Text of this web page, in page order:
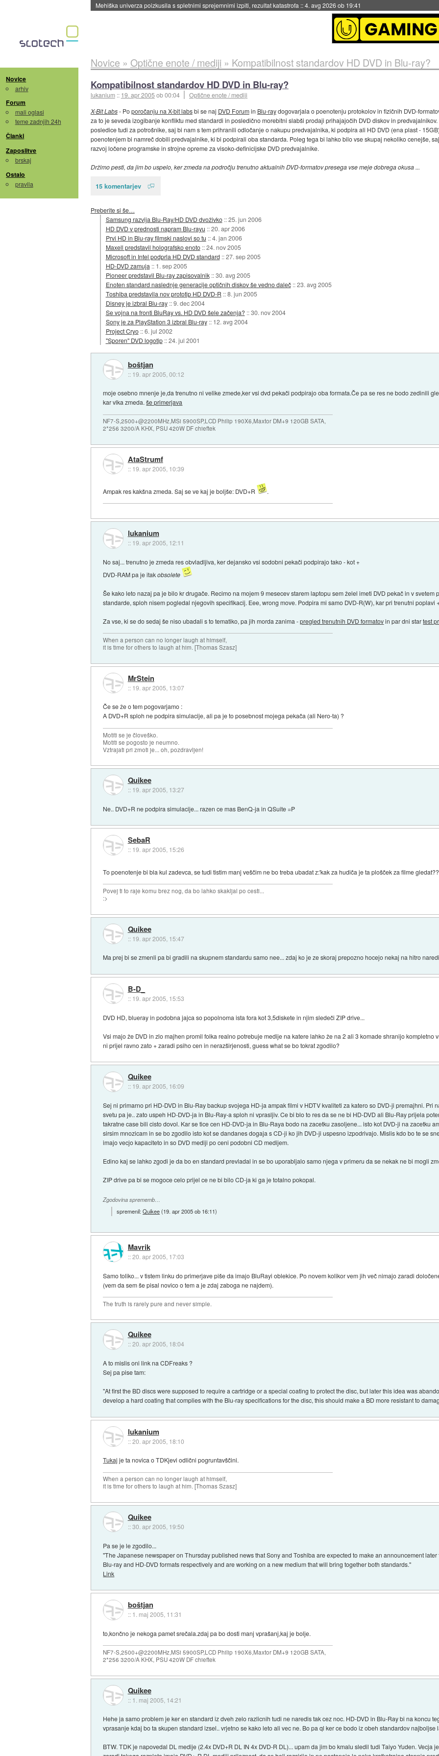
Evropska vesoljska agencija razvija svojo raketo za večkratno uporabo::4. avg 2026 ob 19:41
Novice
arhiv
Forum
mali oglasi
teme zadnjih 24h
Članki
Zaposlitve
brskaj
Ostalo
pravila
Novice » Optične enote / mediji » Kompatibilnost standardov HD DVD in Blu-ray?
Kompatibilnost standardov HD DVD in Blu-ray?
lukanium :: 19. apr 2005ob 00:04
Optične enote / mediji
X-Bit Labs- Poporočanju na X-bit labsbi se naj DVD Forumin Blu-raydogovarjala o poenotenju protokolov in fizičnih DVD-
za to je seveda izogibanje konfliktu med standardi in posledično morebitni slabši prodaji prihajajočih DVD diskov in
posledice tudi za potrošnike, saj bi nam s tem prihranili odločanje o nakupu predvajalnika, ki podpira ali HD DVD (ena plast -
poenotenjem bi namreč dobili predvajalnike, ki bi podpirali oba standarda. Poleg tega bi lahko bilo vse skupaj nekoliko cenejše,
razvoj ločene programske in strojne opreme za visoko-definicijske DVD predvajalnike.
Držimo pesti, da jim bo uspelo, ker zmeda na področju trenutno aktualnih DVD-formatov presega vse meje dobrega okusa ...
15 komentarjev
Preberite si še…
Samsung razvija Blu-Ray/HD DVD dvoživko ::25. jun 2006
HD DVD v prednosti napram Blu-rayu ::20. apr 2006
Prvi HD in Blu-ray filmski naslovi so tu ::4. jan 2006
Maxell predstavil holografsko enoto ::24. nov 2005
Microsoft in Intel podprla HD DVD standard ::27. sep 2005
HD-DVD zamuja :: 1. sep 2005
Pioneer predstavil Blu-ray zapisovalnik ::30. avg 2005
Enoten standard naslednje generacije optičnih diskov še vedno daleč ::23. avg 2005
Toshiba predstavila nov prototip HD DVD-R ::8. jun 2005
Disney je izbral Blu-ray ::9. dec 2004
Se vojna na fronti BluRay vs. HD DVD šele začenja? ::30. nov 2004
Sony je za PlayStation 3 izbral Blu-ray :: 12. avg 2004
Project Cryo ::6. jul 2002
"Sporen" DVD logotip ::24. jul 2001
boštjan
:: 19. apr 2005, 00:12
moje osebno mnenje je,da trenutno ni velike zmede,ker vsi dvd pekači podpirajo oba formata.Če pa se res ne bodo zedinili
kar vlka zmeda.še primerjava
NF7-S,2500+@2200MHz,MSi 5900SP,LCD Philip 190X6,Maxtor DM+9 120GB SATA,
2*256 3200/A KHX, PSU 420W DF chieftek
AtaStrumf
:: 19. apr 2005, 10:39
Ampak res kakšna zmeda. Saj se ve kaj je boljše: DVD+R .
lukanium
:: 19. apr 2005, 12:11
No saj... trenutno je zmeda res obvladljiva, ker dejansko vsi sodobni pekači podpirajo tako - kot +
DVD-RAM pa je itakobsolete
Še kako leto nazaj pa je bilo kr drugače. Recimo na mojem 9 mesecev starem laptopu sem želel imeti DVD pekač in v svetem
standarde, sploh nisem pogledal njegovih specifikacij. Eee, wrong move. Podpira mi samo DVD-R(W), kar pri trenutni poplavi
Za vse, ki se do sedaj še niso ubadali s to tematiko, pa jih morda zanima -pregled trenutnih DVD formatovin par dni startest
When a person can no longer laugh at himself,
it is time for others to laugh at him. [Thomas Szasz]
MrStein
:: 19. apr 2005, 13:07
Če se že o tem pogovarjamo :
A DVD+R sploh ne podpira simulacije, ali pa je to posebnost mojega pekača (ali Nero-ta) ?
Motiti se je človeško.
Motiti se pogosto je neumno.
Vztrajati pri zmoti je... oh, pozdravljen!
Quikee
:: 19. apr 2005, 13:27
Ne.. DVD+R ne podpira simulacije... razen ce mas BenQ-ja in QSuite =P
SebaR
:: 19. apr 2005, 15:26
To poenotenje bi bla kul zadevca, se tudi tistim manj veščim ne bo treba ubadat z:'kak za hudiča je ta plošček za filme
Povej ti to raje komu brez nog, da bo lahko skakljal po cesti...
:>
Quikee
:: 19. apr 2005, 15:47
Ma prej bi se zmenli pa bi gradili na skupnem standardu samo nee... zdaj ko je ze skoraj prepozno hocejo nekaj na hitro
B-D_
:: 19. apr 2005, 15:53
DVD HD, blueray in podobna jajca so popolnoma ista fora kot 3,5diskete in njim sledeči ZIP drive...
Vsi majo že DVD in zlo majhen promil folka realno potrebuje medije na katere lahko že na 2 ali 3 komade shranijo kompletno
ni prijel ravno zato + zaradi psiho cen in nerazširjenosti, guess what se bo tokrat zgodilo?
Quikee
:: 19. apr 2005, 16:09
Sej ni primarno pri HD-DVD in Blu-Ray backup svojega HD-ja ampak filmi v HDTV kvaliteti za katero so DVD-ji premajhni. Pri
svetu pa je.. zato uspeh HD-DVD-ja in Blu-Ray-a sploh ni vprasljiv. Ce bi blo to res da se ne bi HD-DVD ali Blu-Ray prijela
takratne case bili cisto dovol. Kar se tice cen HD-DVD-ja in Blu-Raya bodo na zacetku zasoljene... isto kot DVD-ji na zacetku
sirsim mnozicam in se bo zgodilo isto kot se dandanes dogaja s CD-ji ko jih DVD-ji uspesno izpodrivajo. Mislis kdo bo te se
imajo vecjo kapaciteto in so DVD mediji po ceni podobni CD medijem.
Edino kaj se lahko zgodi je da bo en standard prevladal in se bo uporabljalo samo njega v primeru da se nekak ne bi mogli
ZIP drive pa bi se mogoce celo prijel ce ne bi bilo CD-ja ki ga je totalno pokopal.
Zgodovina sprememb…
spremenil:Quikee(19. apr 2005 ob 16:11)
Mavrik
::20. apr 2005, 17:03
Samo toliko... v tistem linku do primerjave piše da imajo BluRayi oblekice. Po novem kolikor vem jih več nimajo zaradi
(vem da sem še pisal novico o tem a je zdaj zaboga ne najdem).
The truth is rarely pure and never simple.
Quikee
::20. apr 2005, 18:04
A to mislis oni link na CDFreaks ?
Sej pa pise tam:
"At first the BD discs were supposed to require a cartridge or a special coating to protect the disc, but later this idea was
develop a hard coating that complies with the Blu-ray specifications for the disc, this should make a BD more resistant to
lukanium
::20. apr 2005, 18:10
Tukaj je ta novica o TDKjevi odlični pogruntavščini.
When a person can no longer laugh at himself,
it is time for others to laugh at him. [Thomas Szasz]
Quikee
::30. apr 2005, 19:50
Pa se je le zgodilo...
"The Japanese newspaper on Thursday published news that Sony and Toshiba are expected to make an announcement
Blu-ray and HD-DVD formats respectively and are working on a new medium that will bring together both standards."
Link
boštjan
:: 1. maj 2005, 11:31
to,končno je nekoga pamet srečala.zdaj pa bo dosti manj vprašanj,kaj je bolje.
NF7-S,2500+@2200MHz,MSi 5900SP,LCD Philip 190X6,Maxtor DM+9 120GB SATA,
2*256 3200/A KHX, PSU 420W DF chieftek
Quikee
:: 1. maj 2005, 14:21
Hehe ja samo problem je ker en standard iz dveh zelo razlicnih tudi ne naredis tak cez noc. HD-DVD in Blu-Ray bi na koncu
vprasanje kdaj bo ta skupen standard izsel.. vrjetno se kako leto ali vec ne. Bo pa ql ker ce bodo iz obeh standardov
BTW. TDK je napovedal DL medije (2.4x DVD+R DL IN 4x DVD-R DL)... upam da jim bo kmalu sledil tudi Taiyo Yuden. Vecja